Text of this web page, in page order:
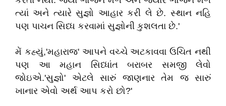
ત્યાં અને ત્યારે સુજ્ઞો આહાર કરી લે છે. સ્થાન નહિ
પણ પાચન સિધ્ધ કરવામાં સુજ્ઞોની કુશલતા છે.'
મેં કહ્યું,'મહારાજ' આપને વચ્ચે અટકાવવા ઉચિત નથી
પણ આ મહાન સિધ્ધાંત બરાબર સમજી લેવો
જોઇએ.'સુજ્ઞો' એટલે સારું જાણનાર તેમ જ સારું
ખાનાર એવો અર્થ આપ કરો છો?'